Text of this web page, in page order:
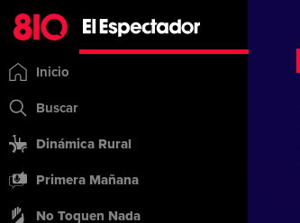
Inicio
Buscar
Dinámica Rural
Primera Mañana
No Toquen Nada